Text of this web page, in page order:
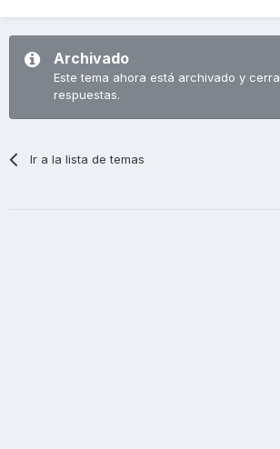
Archivado
Este tema ahora está archivado y
respuestas.
Ir a la lista de temas